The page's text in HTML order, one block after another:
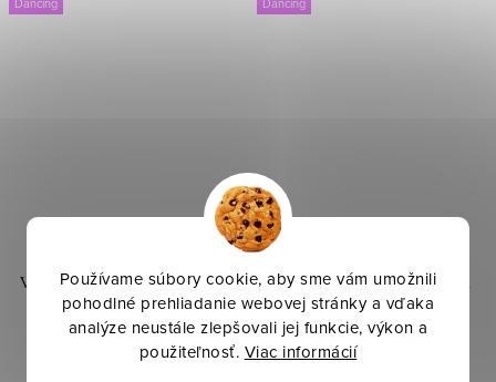
Používame súbory cookie, aby sme vám umožnili
pohodlné prehliadanie webovej stránky a vďaka
analýze neustále zlepšovali jej funkcie, výkon a
použiteľnosť. Viac informácií
Velúr Zamat Prémium - Čierna
13,90 €
Velúr Zamat Glitter - Ružová
svetlá
16,90 €